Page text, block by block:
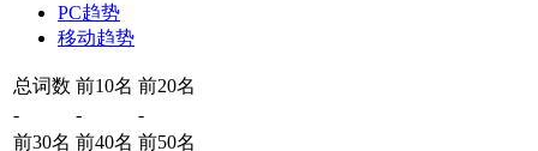
PC趋势
移动趋势
总词数 前10名 前20名
-
-
-
前30名 前40名 前50名